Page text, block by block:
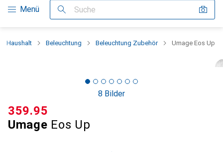
Navigation nach Kategorien
Menü Suche
Haushalt Beleuchtung Beleuchtung Zubehör Umage Eos Up
8 Bilder
Umage Eos Up
CHF
359.95